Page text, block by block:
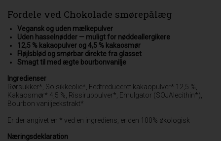
Fordele ved Chokolade smørepålæg
Vegansk og uden mælkepulver
Uden hasselnødder — muligt for nøddeallergikere
12,5 % kakaopulver og 4,5 % kakaosmør
Fløjlsblød og smørbar direkte fra glasset
Smagt til med ægte bourbonvanilje
Ingredienser
Rørsukker*, Solsikkeolie*, Fedtreduceret kakaopulver* 12,5 %,
Kakaosmør* 4,5 %, Rissiruppulver*, Emulgator (SOJAlecithin*),
Bourbon vaniljeekstrakt*
Er der angivet en * ved en ingrediens, er den 100% økologisk
Næringsdeklaration